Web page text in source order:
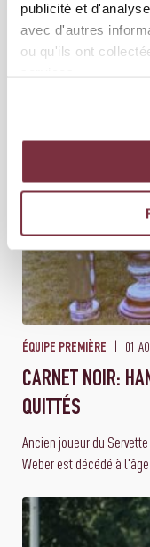
publicité et
avec d'autres
ou qu'ils ont
FC ZÜRICH –
Les Grenat s’inclinent à
ÉQUIPE PREMIÈRE 01
CARNET NOIR:
QUITTÉS
Ancien joueur du
Weber est décédé à l'âge